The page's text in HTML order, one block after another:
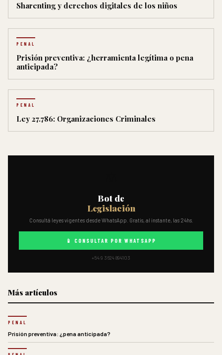
Sharenting y derechos digitales de los niños
PENAL
Prisión preventiva: ¿herramienta legítima o pena
anticipada?
PENAL
Ley 27.786: Organizaciones Criminales
Bot de
Legislación
Consultá leyes vigentes desde WhatsApp. Gratis, al instante, las 24hs.
📱 CONSULTAR POR WHATSAPP
+54 9 3624 894103
Más artículos
PENAL
Prisión preventiva: ¿pena anticipada?